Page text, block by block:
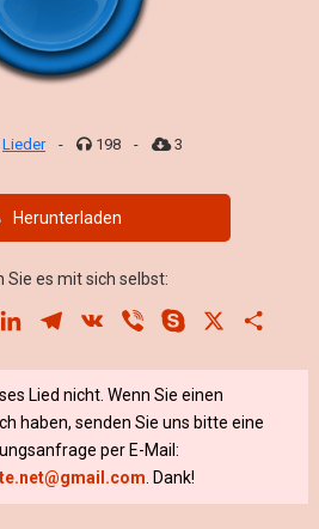
Lieder - 198 - 3
Herunterladen
Sie es mit sich selbst:
LinkedInTelegram
VK Viber Skype
Lied nicht. Wenn Sie einen
haben, senden Sie uns bitte eine
per E-Mail:
. Dank!